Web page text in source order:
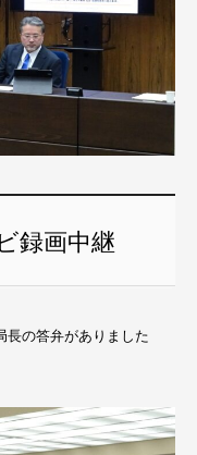
録画中継
長の答弁がありました